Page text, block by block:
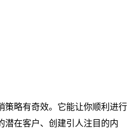
策略有奇效。它能让你顺利进行
潜在客户、创建引人注目的内